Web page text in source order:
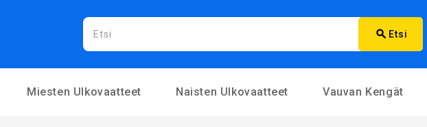
search Etsi
Miesten Ulkovaatteet Naisten Ulkovaatteet Vauvan Kengät